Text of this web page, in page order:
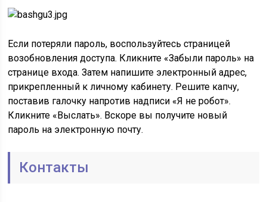
Если потеряли пароль, воспользуйтесь страницей
возобновления доступа. Кликните «Забыли пароль» на
странице входа. Затем напишите электронный адрес,
прикрепленный к личному кабинету. Решите капчу,
поставив галочку напротив надписи «Я не робот».
Кликните «Выслать». Вскоре вы получите новый
пароль на электронную почту.
Контакты